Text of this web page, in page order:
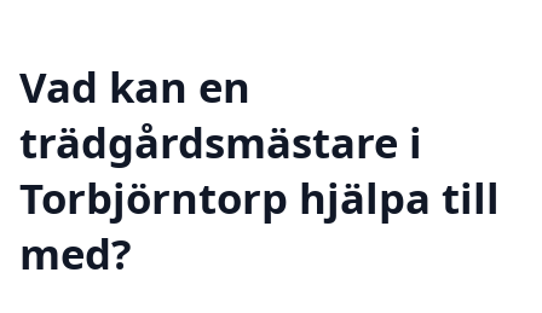
Vad kan en
trädgårdsmästare i
Torbjörntorp hjälpa till
med?